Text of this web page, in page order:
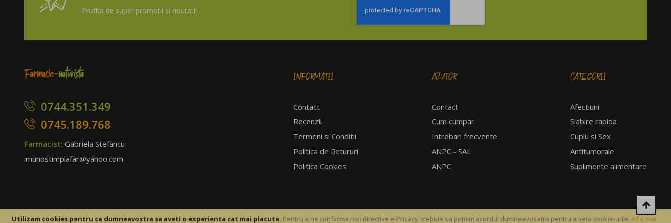
Utilizam cookies pentru ca dumneavostra sa aveti o experienta cat mai placuta. Pentru a ne conforma noii directive e-Privacy, trebuie sa primim acordul dumneavosatra pentru a seta cookie-urile. Afla mai
Profita de super promotii si noutati!
newsletter:
0744.351.349
0745.189.768
Farmacist: Gabriela Stefancu
imunostimplafar@yahoo.com
INFORMATII
Contact
Recenzii
Termeni si Conditii
Politica de Retururi
Politica Cookies
AJUTOR
Contact
Cum cumpar
Intrebari frecvente
ANPC - SAL
ANPC
CATEGORII
Afectiuni
Slabire rapida
Cuplu si Sex
Antitumorale
Suplimente alimentare